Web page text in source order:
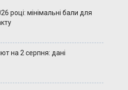
році: мінімальні бали для
на 2 серпня: дані